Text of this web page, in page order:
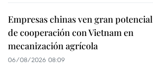
Empresas chinas ven gran potencial
de cooperación con Vietnam en
mecanización agrícola
06/08/2026 08:09